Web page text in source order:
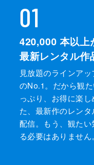
01
420,000 本以上
最新レンタル作
見放題のラインア
のNo.1。だから観
っぷり、お得に楽し
た、最新作のレンタ
配信。もう、観た
る必要はありません。